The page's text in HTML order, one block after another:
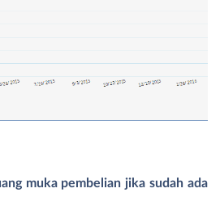
muka pembelian jika sudah ada